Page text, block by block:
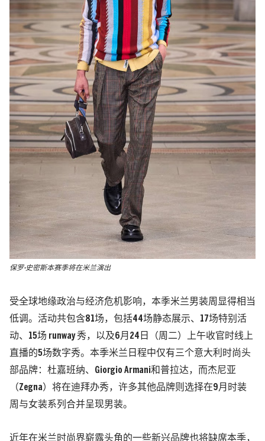
保罗·史密斯本赛季将在米兰演出
受全球地缘政治与经济危机影响，本季米兰男装周显得相当
低调。活动共包含81场，包括44场静态展示、17场特别活
动、15场 runway 秀，以及6月24日（周二）上午收官时线上
直播的5场数字秀。本季米兰日程中仅有三个意大利时尚头
部品牌：杜嘉班纳、Giorgio Armani和普拉达，而杰尼亚
（Zegna）将在迪拜办秀，许多其他品牌则选择在9月时装
周与女装系列合并呈现男装。
近年在米兰时尚界崭露头角的一些新兴品牌也将缺席本季，